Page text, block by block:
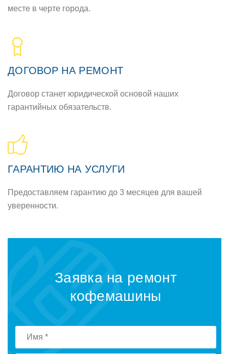
месте в черте города.
ДОГОВОР НА РЕМОНТ
Договор станет юридической основой наших
гарантийных обязательств.
ГАРАНТИЮ НА УСЛУГИ
Предоставляем гарантию до 3 месяцев для вашей
уверенности.
Заявка на ремонт
кофемашины